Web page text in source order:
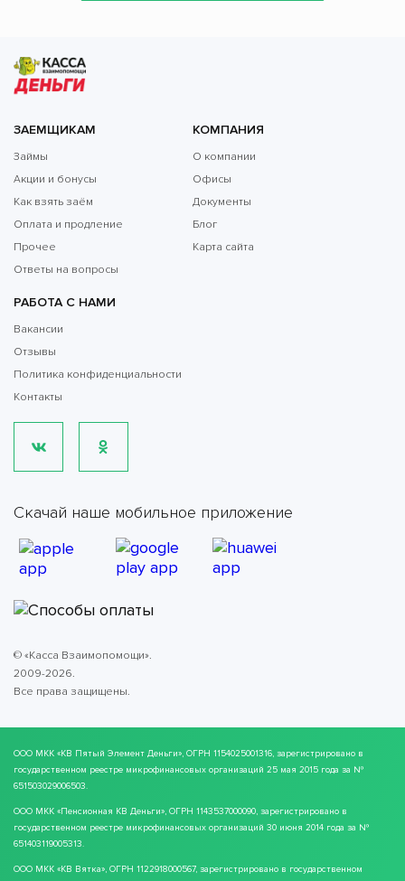
ЗАЕМЩИКАМ
Займы
Акции и бонусы
Как взять заём
Оплата и продление
Прочее
Ответы на вопросы
КОМПАНИЯ
О компании
Офисы
Документы
Блог
Карта сайта
РАБОТА С НАМИ
Вакансии
Отзывы
Политика конфиденциальности
Контакты
Скачай наше мобильное приложение
© «Касса Взаимопомощи».
2009-2026.
Все права защищены.
ООО МКК «КВ Пятый Элемент Деньги», ОГРН 1154025001316, зарегистрировано в
государственном реестре микрофинансовых организаций 25 мая 2015 года за №
651503029006503.
ООО МКК «Пенсионная КВ Деньги», ОГРН 1143537000090, зарегистрировано в
государственном реестре микрофинансовых организаций 30 июня 2014 года за №
651403119005313.
ООО МКК «КВ Вятка», ОГРН 1122918000567, зарегистрировано в государственном